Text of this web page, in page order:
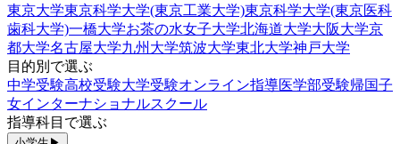
東京大学東京科学大学(東京工業大学)東京科学大学(東京医科
歯科大学)一橋大学お茶の水女子大学北海道大学大阪大学京
都大学名古屋大学九州大学筑波大学東北大学神戸大学
目的別で選ぶ
中学受験高校受験大学受験オンライン指導医学部受験帰国子
女インターナショナルスクール
指導科目で選ぶ